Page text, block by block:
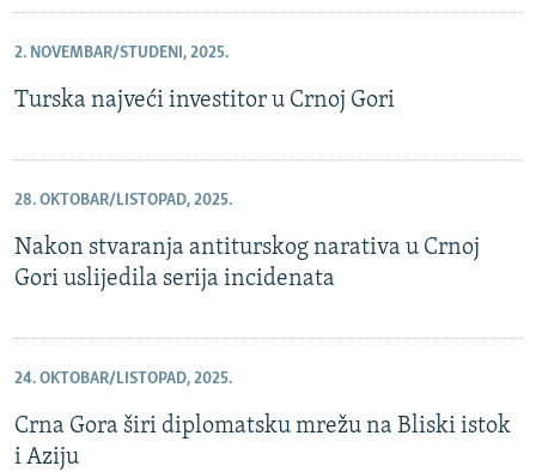
2. NOVEMBAR/STUDENI, 2025.
Turska najveći investitor u Crnoj Gori
28. OKTOBAR/LISTOPAD, 2025.
Nakon stvaranja antiturskog narativa u Crnoj
Gori uslijedila serija incidenata
24. OKTOBAR/LISTOPAD, 2025.
Crna Gora širi diplomatsku mrežu na Bliski istok
i Aziju